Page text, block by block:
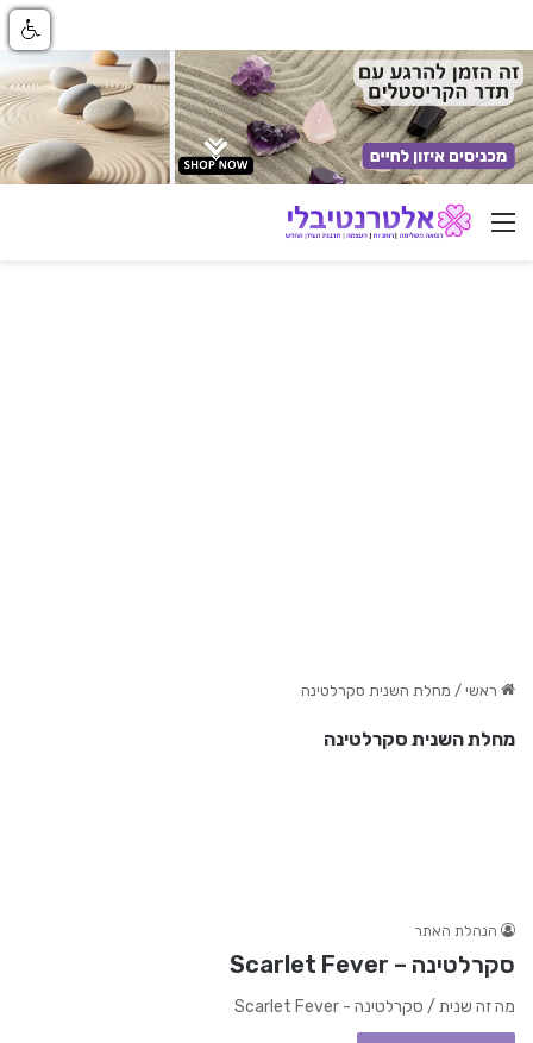
ניווט באתר
ראשי / מחלת השנית סקרלטינה
מחלת השנית סקרלטינה
הנהלת האתר
סקרלטינה – Scarlet Fever
מה זה שנית / סקרלטינה - Scarlet Fever